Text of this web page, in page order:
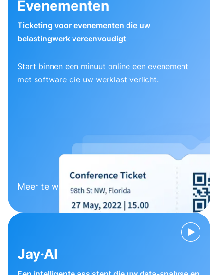
Evenementen
Ticketing voor evenementen die uw
belastingwerk vereenvoudigt
Start binnen een minuut online een evenement
met software die uw werklast verlicht.
Meer te weten komen
Jay·AI